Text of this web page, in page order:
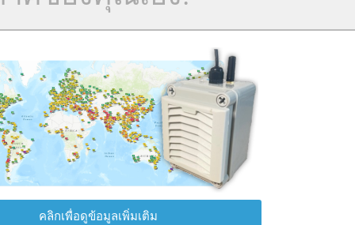
คลิกเพื่อดูข้อมูลเพิ่มเติม